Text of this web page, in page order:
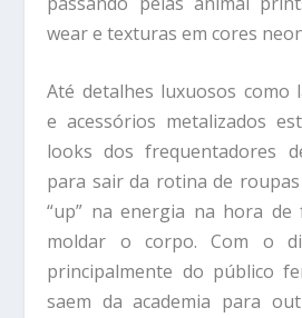
wear e texturas em cores
Até detalhes luxuosos como
e acessórios metalizados
looks dos frequentadores
para sair da rotina de
“up” na energia na hora
moldar o corpo. Com o
principalmente do público
saem da academia para